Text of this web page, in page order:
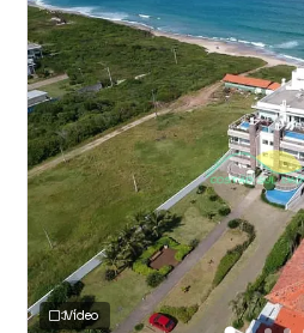
Vídeo